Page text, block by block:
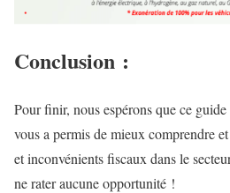
Conclusion :
Pour finir, nous espérons que ce
vous a permis de mieux comprendre
et inconvénients fiscaux dans le
ne rater aucune opportunité !